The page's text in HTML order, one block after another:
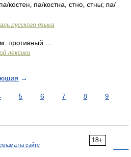
костен, па/костна, стно, стны; па/
русского языка
противный …
лексики
→
5 6 7 8
9
18+
на сайте